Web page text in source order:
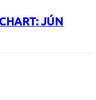
JÚN